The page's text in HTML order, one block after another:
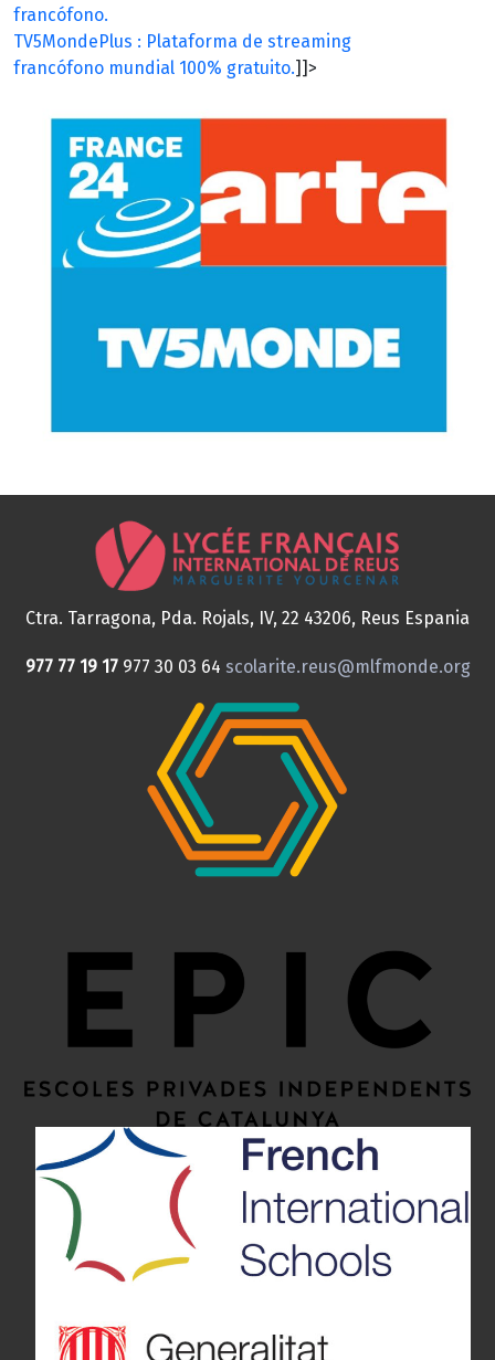
francófono.
TV5MondePlus : Plataforma de streaming
francófono mundial 100% gratuito.]]>
Ctra. Tarragona, Pda. Rojals, IV, 22 43206, Reus Espania
977 77 19 17 977 30 03 64 scolarite.reus@mlfmonde.org